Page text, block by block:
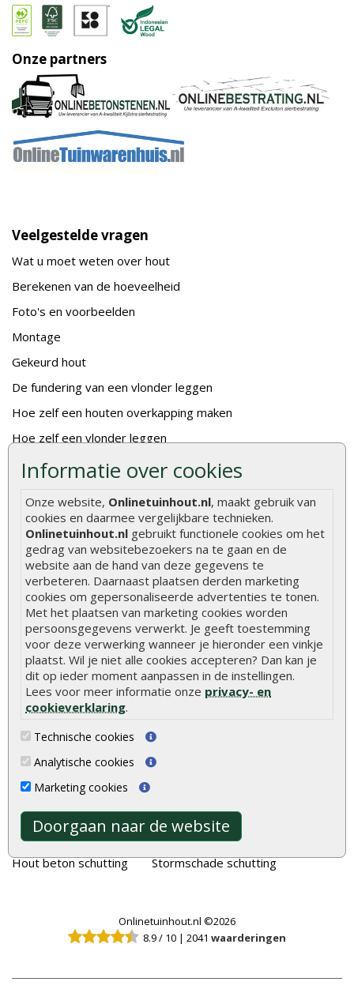
Informatie over cookies
Onze website, Onlinetuinhout.nl, maakt gebruik van
cookies en daarmee vergelijkbare technieken.
Onlinetuinhout.nl gebruikt functionele cookies om het
gedrag van websitebezoekers na te gaan en de
website aan de hand van deze gegevens te
verbeteren. Daarnaast plaatsen derden marketing
cookies om gepersonaliseerde advertenties te tonen.
Met het plaatsen van marketing cookies worden
persoonsgegevens verwerkt. Je geeft toestemming
voor deze verwerking wanneer je hieronder een vinkje
plaatst. Wil je niet alle cookies accepteren? Dan kan je
dit op ieder moment aanpassen in de instellingen.
Lees voor meer informatie onze privacy- en
cookieverklaring.
Technische cookies
Analytische cookies
Marketing cookies
Doorgaan naar de website
Onze partners
Veelgestelde vragen
Wat u moet weten over hout
Berekenen van de hoeveelheid
Foto's en voorbeelden
Montage
Gekeurd hout
De fundering van een vlonder leggen
Hoe zelf een houten overkapping maken
Hoe zelf een vlonder leggen
Hoe betonpaal plaatsen
De 9 beste tuinschermen van Onlinetuinhout.nl
Stijlvolle houtsoorten voor in de tuin
Duurzame tuin
Welke palen voor een schapenhek
Alle populaire categorieën
Tuinhout
Schutting
Vlonderplanken
Tuinpalen
Tuinhekken
Tuinhuizen
Blokhutten
Overkappingen
Hout beton schutting
Tuindeuren
Tuinschermen
Steigerplanken
Douglas hout
Aanbiedingen
Merken
Stormschade schutting
Onlinetuinhout.nl ©2026
8.9/ 10 | 2041 waarderingen